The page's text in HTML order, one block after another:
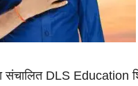
संचालित DLS Education